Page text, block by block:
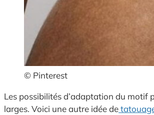
© Pinterest
Les possibilités d’adaptation du motif
larges. Voici une autre idée de